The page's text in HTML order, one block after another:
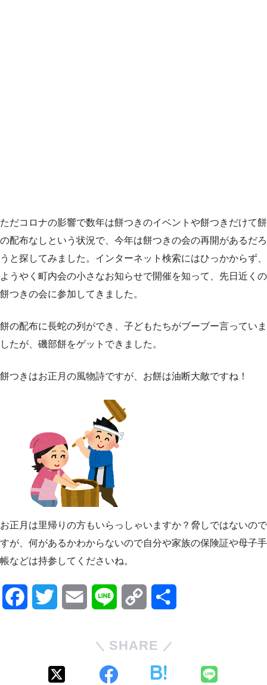
ただコロナの影響で数年は餅つきのイベントや餅つきだけて餅
の配布なしという状況で、今年は餅つきの会の再開があるだろ
うと探してみました。インターネット検索にはひっかからず、
ようやく町内会の小さなお知らせで開催を知って、先日近くの
餅つきの会に参加してきました。
餅の配布に長蛇の列ができ、子どもたちがブーブー言っていま
したが、磯部餅をゲットできました。
餅つきはお正月の風物詩ですが、お餅は油断大敵ですね！
お正月は里帰りの方もいらっしゃいますか？脅しではないので
すが、何があるかわからないので自分や家族の保険証や母子手
帳などは持参してくださいね。
t
n
e
p
SHARE